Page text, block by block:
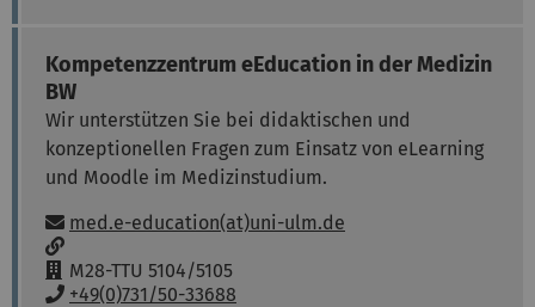
:e
f
o
n
:
Kompetenzzentrum eEducation in der Medizin
BW
Wir unterstützen Sie bei didaktischen und
konzeptionellen Fragen zum Einsatz von eLearning
und Moodle im Medizinstudium.
E-Mail:
med.e-education(at)uni-ulm.de
w
w
w
R
a
M28-TTU 5104/5105
T+49(0)731/50-33688